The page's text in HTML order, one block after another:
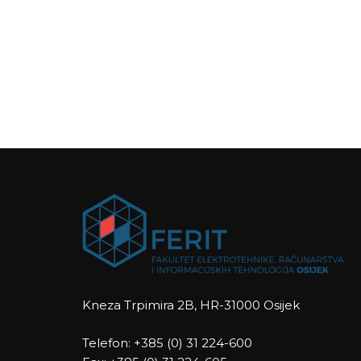
Kneza Trpimira 2B, HR-31000 Osijek
Telefon: +385 (0) 31 224-600